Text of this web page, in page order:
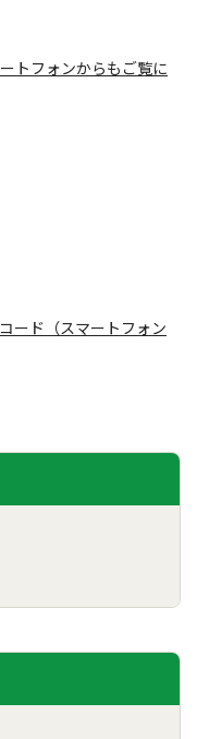
トフォンからもご覧に
ード（スマートフォン